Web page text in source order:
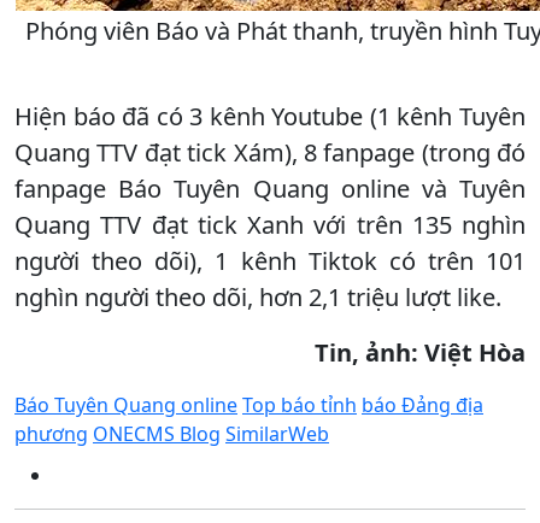
Phóng viên Báo và Phát thanh, truyền hình
Hiện báo đã có 3 kênh Youtube (1 kênh Tuyên
Quang TTV đạt tick Xám), 8 fanpage (trong đó
fanpage Báo Tuyên Quang online và Tuyên
Quang TTV đạt tick Xanh với trên 135 nghìn
người theo dõi), 1 kênh Tiktok có trên 101
nghìn người theo dõi, hơn 2,1 triệu lượt like.
Tin, ảnh: Việt Hòa
Báo Tuyên Quang onlineTop báo tỉnh báo Đảng địa
phương ONECMS Blog SimilarWeb